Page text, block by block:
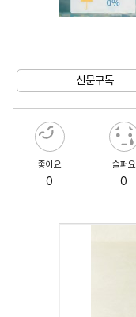
신문구독
좋아요
0
슬퍼요
0